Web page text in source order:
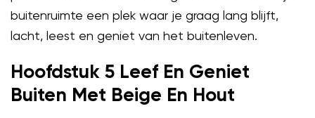
buitenruimte een plek waar je graag lang blijft,
lacht, leest en geniet van het buitenleven.
Hoofdstuk 5 Leef En Geniet
Buiten Met Beige En Hout